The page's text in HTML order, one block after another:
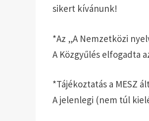
sikert kívánunk!
*Az „A Nemzetközi
A Közgyűlés elfogadta
*Tájékoztatás a MESZ
A jelenlegi (nem túl